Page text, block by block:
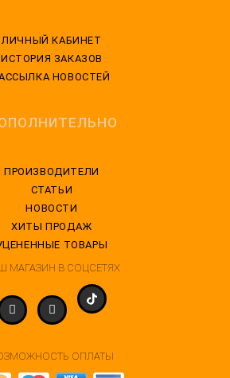
ЛИЧНЫЙ КАБИНЕТ
ИСТОРИЯ ЗАКАЗОВ
НОВОСТЕЙ
ПРОИЗВОДИТЕЛИ
СТАТЬИ
НОВОСТИ
ХИТЫ ПРОДАЖ
ТОВАРЫ
МАГАЗИН В СОЦСЕТЯХ
ОПЛАТЫ